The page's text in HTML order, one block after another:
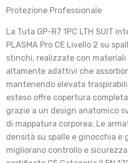
Protezione Professionale
La Tuta GP-R7 1PC LTH SUIT
PLASMA Pro CE Livello 2 su
stinchi, realizzate con
altamente adattivi che
mantenendo elevata
esteso offre copertura
grazie a un design anatomico
di mappatura corporea. Le
densità su spalle e ginocchia e
migliorano controllo e